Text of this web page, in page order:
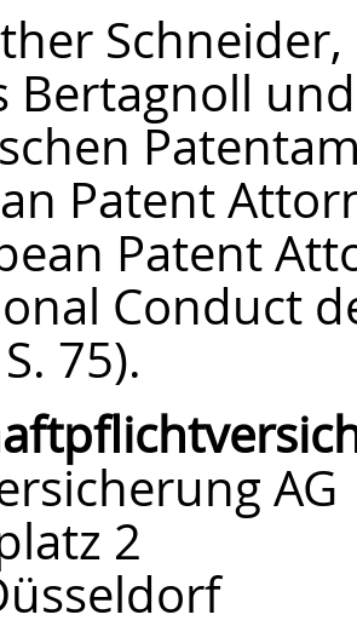
Bertagnoll
Patent
Patent
Conduct
75).
AG
2